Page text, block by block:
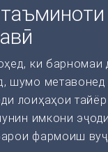
ки барномаи
шумо метавонед
лоиҳаҳои
имкони эҷоди
фармоиш